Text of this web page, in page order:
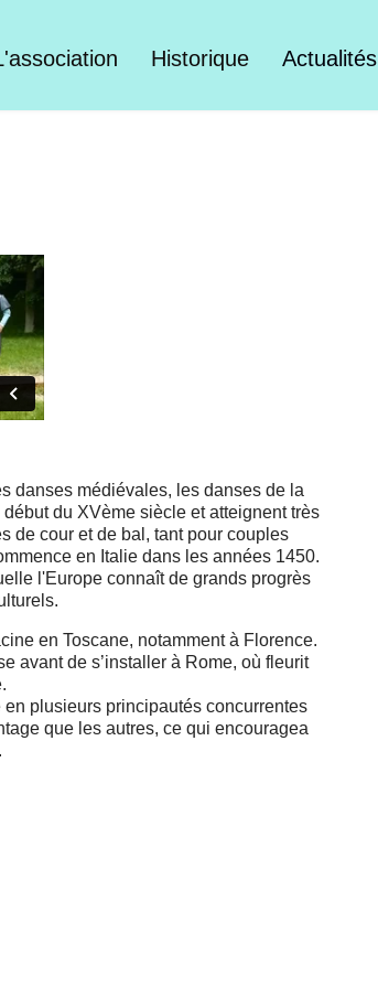
Historique Actualités
danses médiévales, les danses de la
du XVème siècle et atteignent très
de cour et de bal, tant pour couples
en Italie dans les années 1450.
l'Europe connaît de grands progrès
en Toscane, notamment à Florence.
avant de s’installer à Rome, où fleurit
plusieurs principautés concurrentes
que les autres, ce qui encouragea